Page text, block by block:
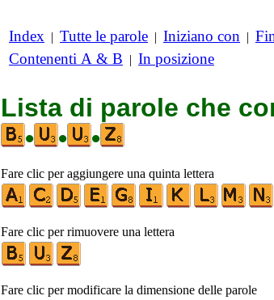
Index | Tutte le parole | Iniziano con |
Contenenti A & B | In posizione
Lista di parole che
•
• •
Fare clic per aggiungere una quinta lettera
Fare clic per rimuovere una lettera
Fare clic per modificare la dimensione delle parole